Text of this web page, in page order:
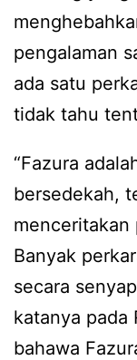
pengalaman
ada satu
tidak tahu
“Fazura
bersedekah,
menceritakan
Banyak
secara
katanya pada
bahawa